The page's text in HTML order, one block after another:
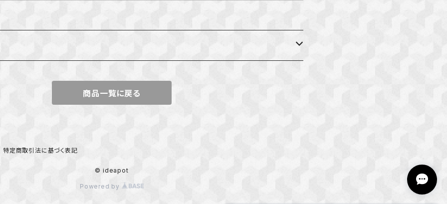
商品一覧に戻る
特定商取引法に基づく表記
© ideapot
Powered by